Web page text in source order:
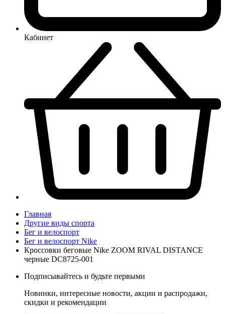
Кабинет
Главная
Другие виды спорта
Бег и велоспорт
Бег и велоспорт Nike
Кроссовки беговые Nike ZOOM RIVAL DISTANCE
черные DC8725-001
Подписывайтесь и будьте первыми
Новинки, интересные новости, акции и распродажи,
скидки и рекомендации